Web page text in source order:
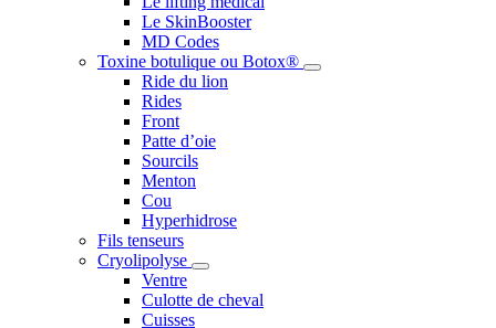
Le SkinBooster
MD Codes
Toxine botulique ou Botox®
Ride du lion
Rides
Front
Patte d’oie
Sourcils
Menton
Cou
Hyperhidrose
Fils tenseurs
Cryolipolyse
Ventre
Culotte de cheval
Cuisses